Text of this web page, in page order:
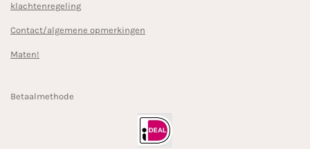
klachtenregeling
Contact/algemene opmerkingen
Maten!
Betaalmethode